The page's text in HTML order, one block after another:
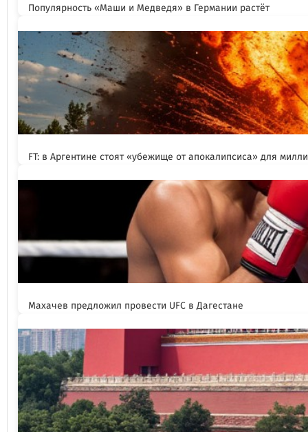
Популярность «Маши и Медведя» в Германии растёт
FT: в Аргентине стоят «убежище от апокалипсиса» для
Махачев предложил провести UFC в Дагестане